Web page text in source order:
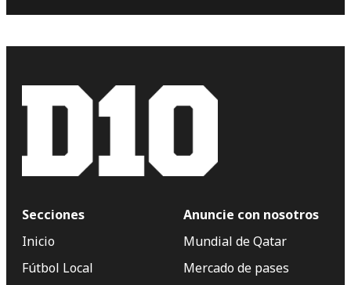
Secciones
Inicio
Fútbol Local
Anuncie con nosotros
Mundial de Qatar
Mercado de pases